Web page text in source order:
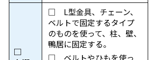
□
□ L型金具、チェーン、
ベルトで固定するタイプ
のものを使って、柱、壁、
鴨居に固定する。
□ ベルトやひもを使っ